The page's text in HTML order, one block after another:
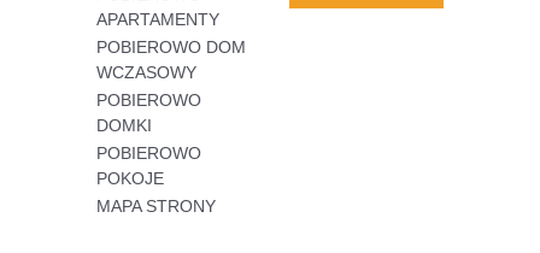
APARTAMENTY
POBIEROWO DOM
WCZASOWY
POBIEROWO
DOMKI
POBIEROWO
POKOJE
MAPA STRONY